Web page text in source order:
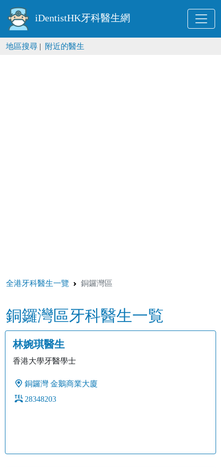
iDentistHK牙科醫生網
地區搜尋 | 附近的醫生
全港牙科醫生一覽 銅鑼灣區
銅鑼灣區牙科醫生一覧
林婉琪醫生
香港大學牙醫學士
銅鑼灣 金鵝商業大廈
28348203